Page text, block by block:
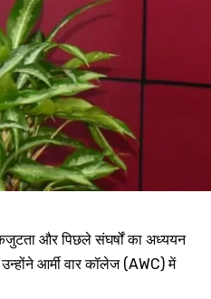
और पिछले संघर्षों का अध्ययन
आर्मी वार कॉलेज (AWC) में